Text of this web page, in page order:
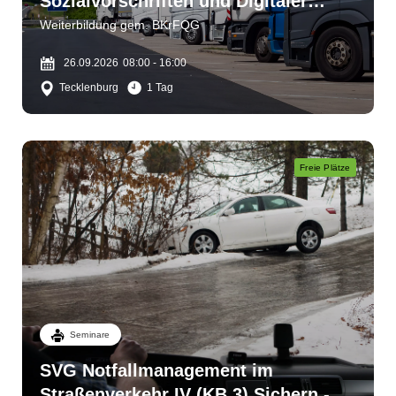
Fahrtenschreiber
Weiterbildung gem. BKrFQG
26.09.2026 08:00 - 16:00
Tecklenburg
1 Tag
Freie Plätze
Seminare
SVG Notfallmanagement im